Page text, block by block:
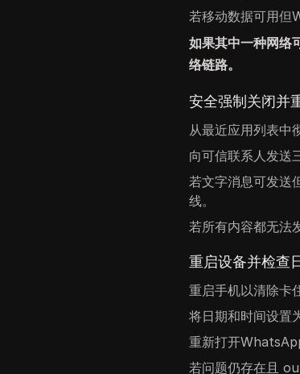
若移动数据可用但
如果其中一种网络
络链路。
安全强制关闭并
从最近应用列表中
向可信联系人发送
若文字消息可发送
线。
若所有内容都无法
重启设备并检查
重启手机以清除卡
将日期和时间设置
重新打开
若问题仍存在且